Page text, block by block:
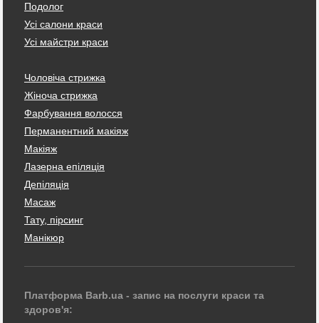
Подолог
Усі салони краси
Усі майстри краси
Чоловіча стрижка
Жіноча стрижка
Фарбування волосся
Перманентний макіяж
Макіяж
Лазерна епіляція
Депіляція
Масаж
Тату, пірсинг
Манікюр
Платформа Barb.ua - запис на послуги краси та
здоров'я: